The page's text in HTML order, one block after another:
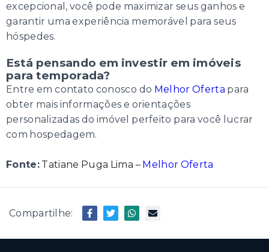
excepcional, você pode maximizar seus ganhos e
garantir uma experiência memorável para seus
hóspedes.
Está pensando em investir em imóveis
para temporada?
Entre em contato conosco do Melhor Oferta para
obter mais informações e orientações
personalizadas do imóvel perfeito para você lucrar
com hospedagem.
Fonte:Tatiane Puga Lima – Melhor Oferta
Compartilhe: